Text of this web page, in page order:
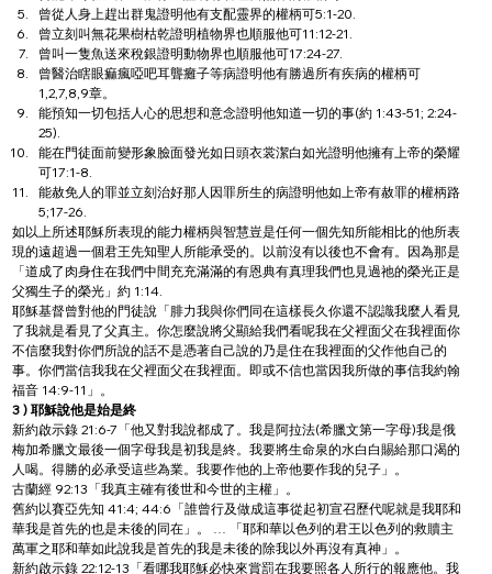
曾從人身上趕出群鬼證明他有支配靈界的權柄可5:1-20.
曾立刻叫無花果樹枯乾證明植物界也順服他可11:12-21.
曾叫一隻魚送來稅銀證明動物界也順服他可17:24-27.
曾醫治瞎眼痲瘋啞吧耳聾癱子等病證明他有勝過所有疾病的權柄可
1,2,7,8,9章。
能預知一切包括人心的思想和意念證明他知道一切的事(約 1:43-51; 2:24-
25).
能在門徒面前變形象臉面發光如日頭衣裳潔白如光證明他擁有上帝的榮耀
可17:1-8.
能赦免人的罪並立刻治好那人因罪所生的病證明他如上帝有赦罪的權柄路
5;17-26.
如以上所述耶穌所表現的能力權柄與智慧豈是任何一個先知所能相比的他所表
現的遠超過一個君王先知聖人所能承受的。以前沒有以後也不會有。因為那是
「道成了肉身住在我們中間充充滿滿的有恩典有真理我們也見過祂的榮光正是
父獨生子的榮光」約 1:14.
耶穌基督曾對他的門徒說「腓力我與你們同在這樣長久你還不認識我麼人看見
了我就是看見了父真主。你怎麼說將父顯給我們看呢我在父裡面父在我裡面你
不信麼我對你們所說的話不是憑著自己說的乃是住在我裡面的父作他自己的
事。你們當信我我在父裡面父在我裡面。即或不信也當因我所做的事信我約翰
福音 14:9-11」。
3 ) 耶穌說他是始是終
新約啟示錄 21:6-7「他又對我說都成了。我是阿拉法(希臘文第一字母)我是俄
梅加希臘文最後一個字母我是初我是終。我要將生命泉的水白白賜給那口渴的
人喝。得勝的必承受這些為業。我要作他的上帝他要作我的兒子」。
古蘭經 92:13「我真主確有後世和今世的主權」。
舊約以賽亞先知 41:4; 44:6「誰曾行及做成這事從起初宣召歷代呢就是我耶和
華我是首先的也是未後的同在」。 … 「耶和華以色列的君王以色列的救贖主
萬軍之耶和華如此說我是首先的我是未後的除我以外再沒有真神」。
新約啟示錄 22:12-13「看哪我耶穌必快來賞罰在我要照各人所行的報應他。我